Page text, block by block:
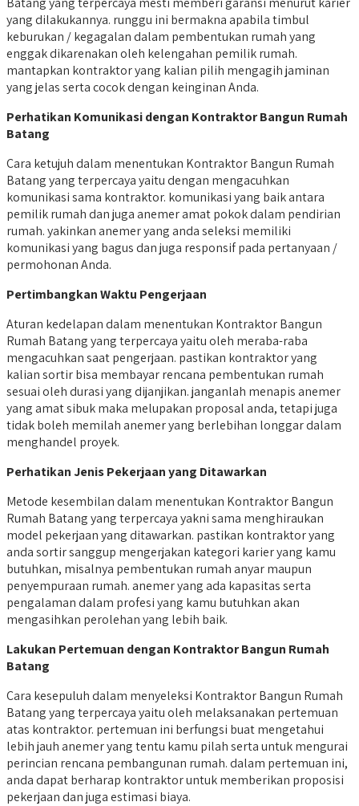
yang dilakukannya. runggu ini bermakna apabila timbul
keburukan / kegagalan dalam pembentukan rumah yang
enggak dikarenakan oleh kelengahan pemilik rumah.
mantapkan kontraktor yang kalian pilih mengagih jaminan
yang jelas serta cocok dengan keinginan Anda.
Perhatikan Komunikasi dengan Kontraktor Bangun Rumah
Batang
Cara ketujuh dalam menentukan Kontraktor Bangun Rumah
Batang yang terpercaya yaitu dengan mengacuhkan
komunikasi sama kontraktor. komunikasi yang baik antara
pemilik rumah dan juga anemer amat pokok dalam pendirian
rumah. yakinkan anemer yang anda seleksi memiliki
komunikasi yang bagus dan juga responsif pada pertanyaan /
permohonan Anda.
Pertimbangkan Waktu Pengerjaan
Aturan kedelapan dalam menentukan Kontraktor Bangun
Rumah Batang yang terpercaya yaitu oleh meraba-raba
mengacuhkan saat pengerjaan. pastikan kontraktor yang
kalian sortir bisa membayar rencana pembentukan rumah
sesuai oleh durasi yang dijanjikan. janganlah menapis anemer
yang amat sibuk maka melupakan proposal anda, tetapi juga
tidak boleh memilah anemer yang berlebihan longgar dalam
menghandel proyek.
Perhatikan Jenis Pekerjaan yang Ditawarkan
Metode kesembilan dalam menentukan Kontraktor Bangun
Rumah Batang yang terpercaya yakni sama menghiraukan
model pekerjaan yang ditawarkan. pastikan kontraktor yang
anda sortir sanggup mengerjakan kategori karier yang kamu
butuhkan, misalnya pembentukan rumah anyar maupun
penyempuraan rumah. anemer yang ada kapasitas serta
pengalaman dalam profesi yang kamu butuhkan akan
mengasihkan perolehan yang lebih baik.
Lakukan Pertemuan dengan Kontraktor Bangun Rumah
Batang
Cara kesepuluh dalam menyeleksi Kontraktor Bangun Rumah
Batang yang terpercaya yaitu oleh melaksanakan pertemuan
atas kontraktor. pertemuan ini berfungsi buat mengetahui
lebih jauh anemer yang tentu kamu pilah serta untuk mengurai
perincian rencana pembangunan rumah. dalam pertemuan ini,
anda dapat berharap kontraktor untuk memberikan proposisi
pekerjaan dan juga estimasi biaya.